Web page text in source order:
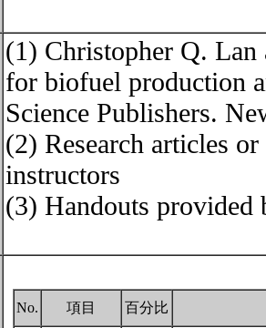
(1) Christopher Q.
for biofuel production
Science Publishers.
(2) Research articles
instructors
(3) Handouts provided
No. 項目 百分比